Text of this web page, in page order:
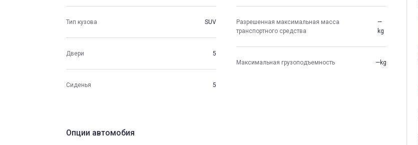
Тип кузова SUV
Двери 5
Сиденья 5
Разрешенная максимальная масса
транспортного средства
—
kg
Максимальная грузоподъемность —kg
Опции автомобия